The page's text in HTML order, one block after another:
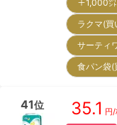
＋1,000
ラクマ(
サーティ
食パン袋
41位 35.1 円/